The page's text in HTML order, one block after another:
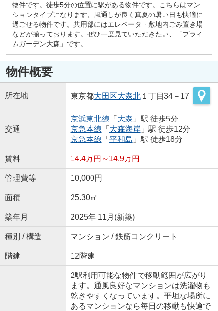
物件です。徒歩5分の位置に駅がある物件です。こちらはマン
ションタイプになります。風通しが良く真夏の暑い日も快適に
過ごせる物件です。共用部にはエレベータ・敷地内ごみ置き場
などが揃っております。ぜひ一度見ていただきたい、「プライ
ムガーデン大森」です。
物件概要
所在地 東京都大田区大森北１丁目34－17
交通
京浜東北線 「 大森 」駅 徒歩5分
京急本線 「 大森海岸 」駅 徒歩12分
京急本線 「 平和島 」駅 徒歩18分
賃料 14.4万円～14.9万円
管理費等 10,000円
面積 25.30㎡
築年月 2025年 11月(新築)
種別 / 構造 マンション / 鉄筋コンクリート
階建 12階建
2駅利用可能な物件で移動範囲が広がり
ます。通風良好なマンションは洗濯物も
乾きやすくなっています。平坦な場所に
あるマンションなら毎日の移動も快適で